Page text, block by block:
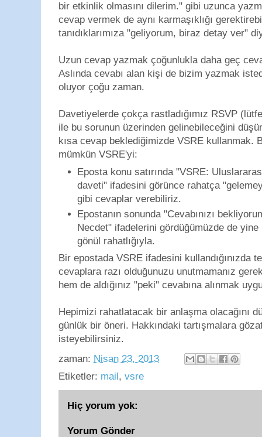
bir etkinlik olmasını dilerim." gibi uzunca
cevap vermek de aynı karmaşıklığı
tanıdıklarımıza "geliyorum, biraz detay ver"
Uzun cevap yazmak çoğunlukla daha geç
Aslında cevabı alan kişi de bizim yazmak
oluyor çoğu zaman.
Davetiyelerde çokça rastladığımız RSVP
ile bu sorunun üzerinden gelinebileceğini
kısa cevap beklediğimizde VSRE kullanmak.
mümkün VSRE'yi:
Eposta konu satırında "VSRE:
daveti" ifadesini görünce rahatça
gibi cevaplar verebiliriz.
Epostanın sonunda "Cevabınızı
Necdet" ifadelerini gördüğümüzde de
gönül rahatlığıyla.
Bir epostada VSRE ifadesini kullandığınızda
cevaplara razı olduğunuzu unutmamanız
hem de aldığınız "peki" cevabına alınmak
Hepimizi rahatlatacak bir anlaşma olacağını
günlük bir öneri. Hakkındaki tartışmalara
isteyebilirsiniz.
zaman: Nisan 23, 2013
Etiketler: mail , vsre
Hiç yorum yok:
Yorum Gönder